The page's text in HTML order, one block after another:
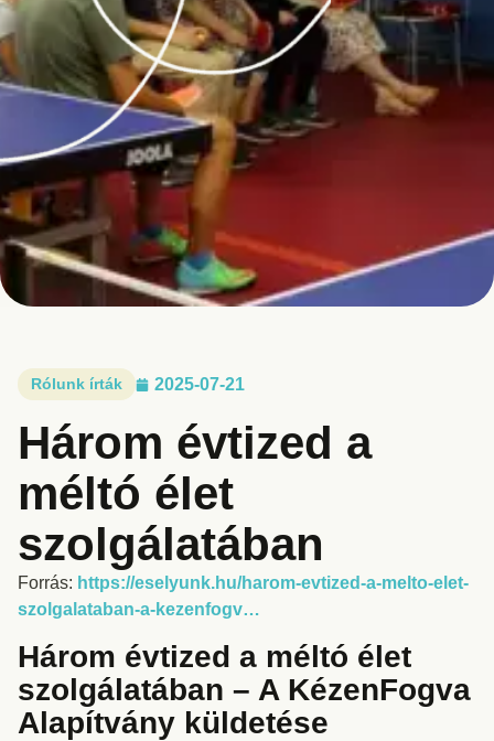
Rólunk írták 2025-07-21
Három évtized a
méltó élet
szolgálatában
Forrás: https://eselyunk.hu/harom-evtized-a-melto-elet-
szolgalataban-a-kezenfogv…
Három évtized a méltó élet
szolgálatában – A KézenFogva
Alapítvány küldetése